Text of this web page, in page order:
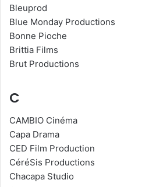
Bleuprod
Blue Monday Productions
Bonne Pioche
Brittia Films
Brut Productions
C
CAMBIO Cinéma
Capa Drama
CED Film Production
CéréSis Productions
Chacapa Studio